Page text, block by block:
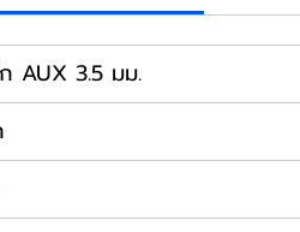
AUX 3.5 มม.